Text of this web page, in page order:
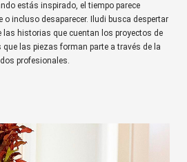
estás inspirado, el tiempo parece
o incluso desaparecer. Iludi busca despertar
las historias que cuentan los proyectos de
las piezas forman parte a través de la
profesionales.